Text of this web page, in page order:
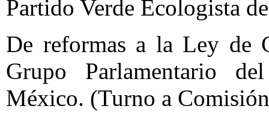
Partido Verde Ecologista
De reformas a la Ley de
Grupo Parlamentario
México. (Turno a